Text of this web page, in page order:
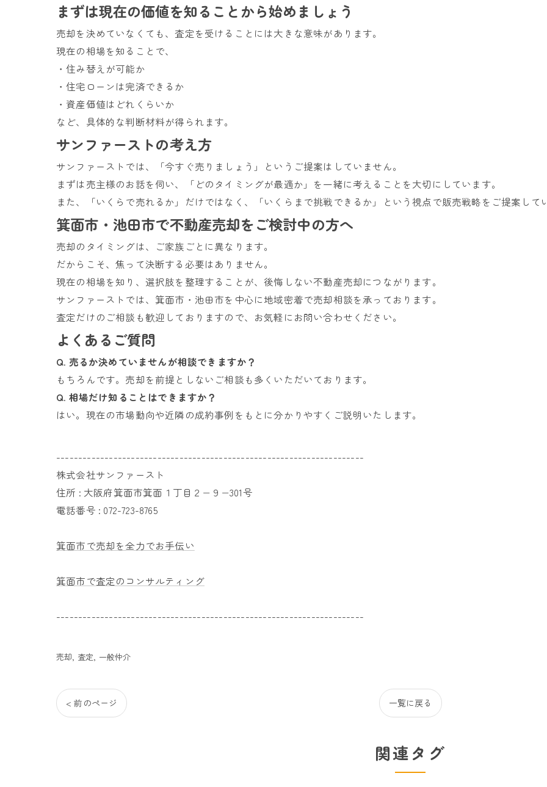
まずは現在の価値を知ることから始めましょう
売却を決めていなくても、査定を受けることには大きな意味があります。
現在の相場を知ることで、
・住み替えが可能か
・住宅ローンは完済できるか
・資産価値はどれくらいか
など、具体的な判断材料が得られます。
サンファーストの考え方
サンファーストでは、「今すぐ売りましょう」というご提案はしていません。
まずは売主様のお話を伺い、「どのタイミングが最適か」を一緒に考えることを大切にしています。
また、「いくらで売れるか」だけではなく、「いくらまで挑戦できるか」という視点で販売戦略をご提案して
箕面市・池田市で不動産売却をご検討中の方へ
売却のタイミングは、ご家族ごとに異なります。
だからこそ、焦って決断する必要はありません。
現在の相場を知り、選択肢を整理することが、後悔しない不動産売却につながります。
サンファーストでは、箕面市・池田市を中心に地域密着で売却相談を承っております。
査定だけのご相談も歓迎しておりますので、お気軽にお問い合わせください。
よくあるご質問
Q. 売るか決めていませんが相談できますか？
もちろんです。売却を前提としないご相談も多くいただいております。
Q. 相場だけ知ることはできますか？
はい。現在の市場動向や近隣の成約事例をもとに分かりやすくご説明いたします。
----------------------------------------------------------------------
株式会社サンファースト
住所 : 大阪府箕面市箕面１丁目２−９−301号
電話番号 : 072-723-8765
箕面市で売却を全力でお手伝い
箕面市で査定のコンサルティング
----------------------------------------------------------------------
売却 査定 一般仲介
< 前のページ 一覧に戻る
関連タグ